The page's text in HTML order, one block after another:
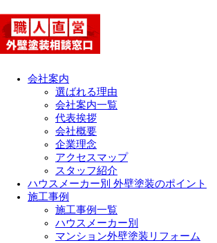
会社案内
選ばれる理由
会社案内一覧
代表挨拶
会社概要
企業理念
アクセスマップ
スタッフ紹介
ハウスメーカー別 外壁塗装のポイント
施工事例
施工事例一覧
ハウスメーカー別
マンション外壁塗装リフォーム